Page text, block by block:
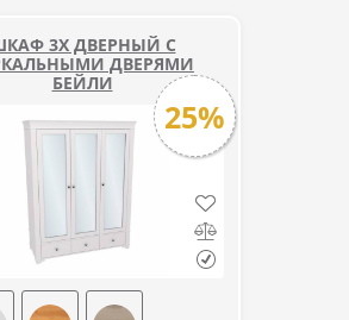
3Х ДВЕРНЫЙ С
ДВЕРЯМИ
БЕЙЛИ
25%